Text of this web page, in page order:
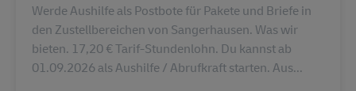
Werde Aushilfe als Postbote für Pakete und Briefe in
den Zustellbereichen von Sangerhausen. Was wir
bieten. 17,20 € Tarif-Stundenlohn. Du kannst ab
01.09.2026 als Aushilfe / Abrufkraft starten. Aus...